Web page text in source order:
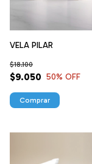
VELA PILAR
$9.050
$18.100
50% OFF